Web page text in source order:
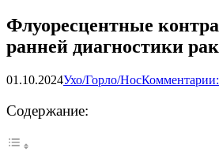
Флуоресцентные
ранней диагностики
01.10.2024Ухо/Горло/Нос
Содержание: